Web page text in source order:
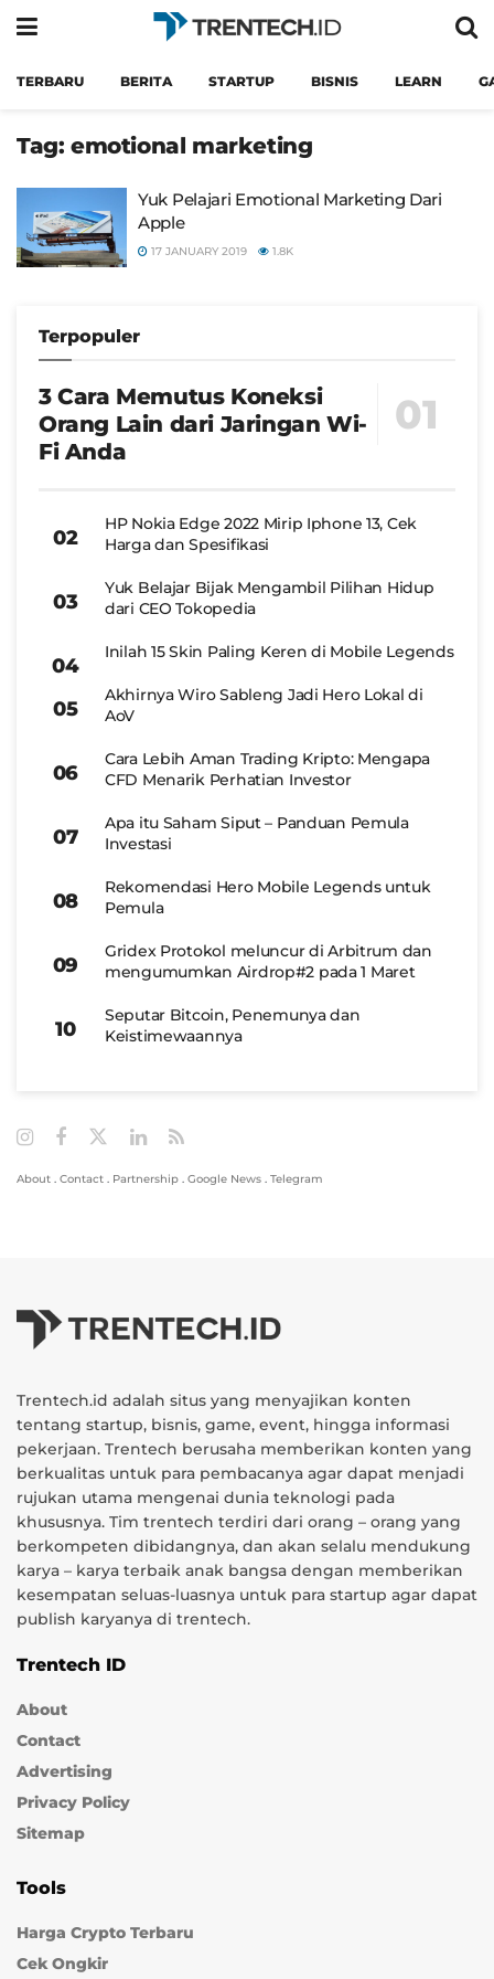
TERBARU BERITA STARTUP BISNIS LEARN
Tag: emotional marketing
Yuk Pelajari Emotional Marketing Dari
Apple
17 JANUARY 2019 1.8K
Terpopuler
3 Cara Memutus Koneksi
Orang Lain dari Jaringan Wi-
Fi Anda
HP Nokia Edge 2022 Mirip Iphone 13, Cek
Harga dan Spesifikasi
Yuk Belajar Bijak Mengambil Pilihan Hidup
dari CEO Tokopedia
Inilah 15 Skin Paling Keren di Mobile Legends
Akhirnya Wiro Sableng Jadi Hero Lokal di
AoV
Cara Lebih Aman Trading Kripto: Mengapa
CFD Menarik Perhatian Investor
Apa itu Saham Siput – Panduan Pemula
Investasi
Rekomendasi Hero Mobile Legends untuk
Pemula
Gridex Protokol meluncur di Arbitrum dan
mengumumkan Airdrop#2 pada 1 Maret
Seputar Bitcoin, Penemunya dan
Keistimewaannya
About . Contact . Partnership . Google News . Telegram
Trentech.id adalah situs yang menyajikan konten
tentang startup, bisnis, game, event, hingga informasi
pekerjaan. Trentech berusaha memberikan konten yang
berkualitas untuk para pembacanya agar dapat menjadi
rujukan utama mengenai dunia teknologi pada
khususnya. Tim trentech terdiri dari orang – orang yang
berkompeten dibidangnya, dan akan selalu mendukung
karya – karya terbaik anak bangsa dengan memberikan
kesempatan seluas-luasnya untuk para startup agar dapat
publish karyanya di trentech.
Trentech ID
About
Contact
Advertising
Privacy Policy
Sitemap
Tools
Harga Crypto Terbaru
Cek Ongkir